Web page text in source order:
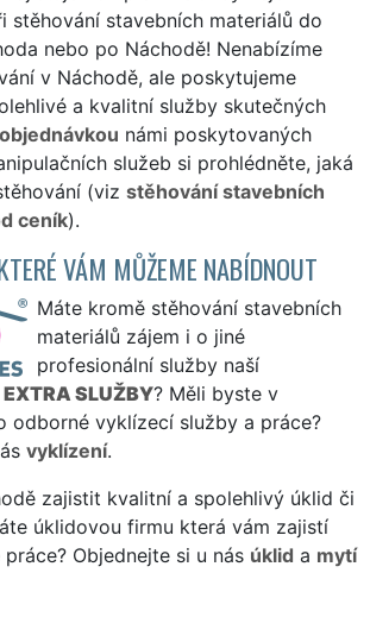
stěhování stavebních materiálů do
nebo po Náchodě! Nenabízíme
v Náchodě, ale poskytujeme
a kvalitní služby skutečných
objednávkou námi poskytovaných
služeb si prohlédněte, jaká
(viz stěhování stavebních
ceník).
VÁM MŮŽEME NABÍDNOUT
Máte kromě stěhování stavebních
materiálů zájem i o jiné
profesionální služby naší
EXTRA SLUŽBY? Měli byste v
odborné vyklízecí služby a práce?
vyklízení.
zajistit kvalitní a spolehlivý úklid či
úklidovou firmu která vám zajistí
Objednejte si u nás úklid a mytí